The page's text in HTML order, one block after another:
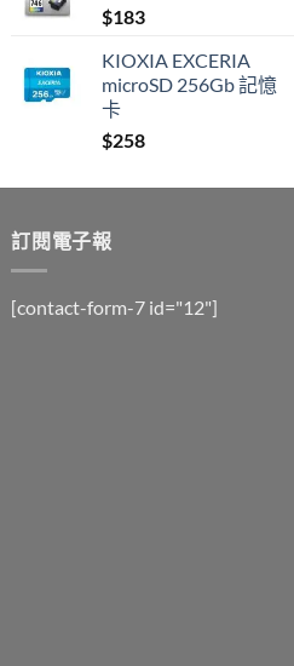
$183
KIOXIA EXCERIA
microSD 256Gb 記憶
卡
$258
訂閱電子報
[contact-form-7 id="12"]